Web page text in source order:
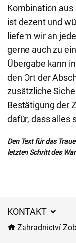
Kombination aus
ist dezent und
liefern wir an
gerne auch zu
Übergabe kann
den Ort der
zusätzliche
Bestätigung der
dafür, dass alles
Den Text für das
letzten Schritt des
KONTAKT
Zahradnictví